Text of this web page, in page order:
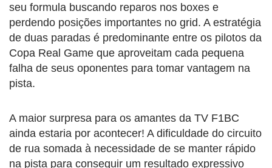
seu formula buscando reparos nos boxes e
perdendo posições importantes no grid. A estratégia
de duas paradas é predominante entre os pilotos da
Copa Real Game que aproveitam cada pequena
falha de seus oponentes para tomar vantagem na
pista.
A maior surpresa para os amantes da TV F1BC
ainda estaria por acontecer! A dificuldade do circuito
de rua somada à necessidade de se manter rápido
na pista para conseguir um resultado expressivo